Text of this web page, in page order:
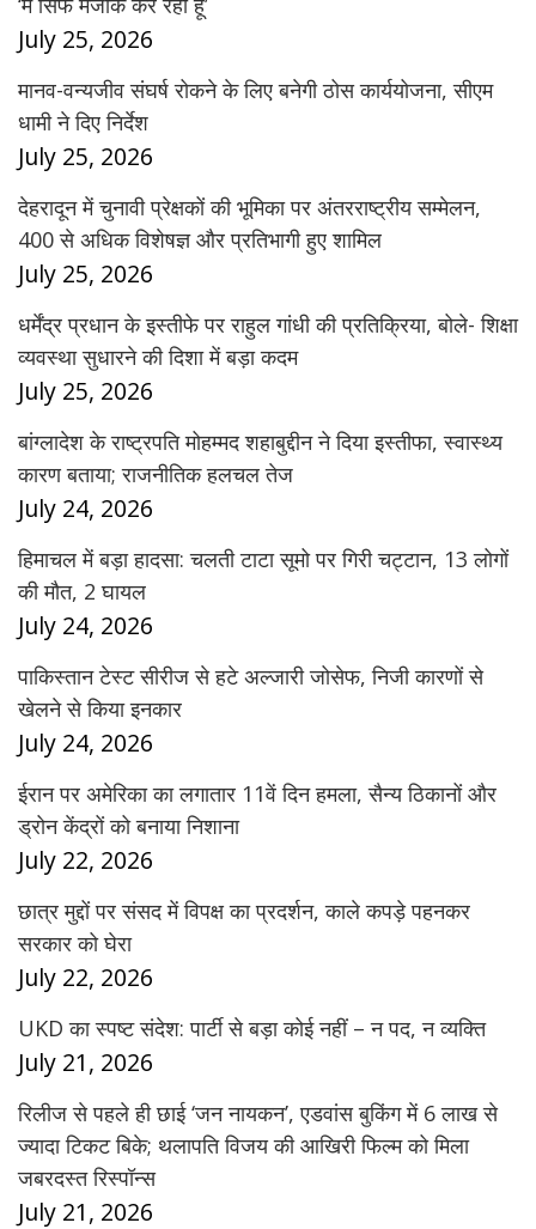
July 25, 2026
मानव-वन्यजीव संघर्ष रोकने के लिए बनेगी ठोस कार्ययोजना, सीएम
धामी ने दिए निर्देश
July 25, 2026
देहरादून में चुनावी प्रेक्षकों की भूमिका पर अंतरराष्ट्रीय सम्मेलन,
400 से अधिक विशेषज्ञ और प्रतिभागी हुए शामिल
July 25, 2026
धर्मेंद्र प्रधान के इस्तीफे पर राहुल गांधी की प्रतिक्रिया, बोले- शिक्षा
व्यवस्था सुधारने की दिशा में बड़ा कदम
July 25, 2026
बांग्लादेश के राष्ट्रपति मोहम्मद शहाबुद्दीन ने दिया इस्तीफा, स्वास्थ्य
कारण बताया; राजनीतिक हलचल तेज
July 24, 2026
हिमाचल में बड़ा हादसा: चलती टाटा सूमो पर गिरी चट्टान, 13 लोगों
की मौत, 2 घायल
July 24, 2026
पाकिस्तान टेस्ट सीरीज से हटे अल्जारी जोसेफ, निजी कारणों से
खेलने से किया इनकार
July 24, 2026
ईरान पर अमेरिका का लगातार 11वें दिन हमला, सैन्य ठिकानों और
ड्रोन केंद्रों को बनाया निशाना
July 22, 2026
छात्र मुद्दों पर संसद में विपक्ष का प्रदर्शन, काले कपड़े पहनकर
सरकार को घेरा
July 22, 2026
UKD का स्पष्ट संदेश: पार्टी से बड़ा कोई नहीं – न पद, न व्यक्ति
July 21, 2026
रिलीज से पहले ही छाई ‘जन नायकन’, एडवांस बुकिंग में 6 लाख से
ज्यादा टिकट बिके; थलापति विजय की आखिरी फिल्म को मिला
जबरदस्त रिस्पॉन्स
July 21, 2026